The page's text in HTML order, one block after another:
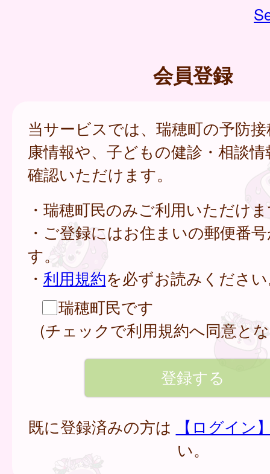
会員登録
当サービスでは、瑞穂町の予防
康情報や、子どもの健診・相談
確認いただけます。
・瑞穂町民のみご利用いただけ
・ご登録にはお住まいの郵便番
す。
・ 利用規約を必ずお読みくださ
瑞穂町民です
(チェックで利用規約へ同意と
既に登録済みの方は
【ログイン
い。